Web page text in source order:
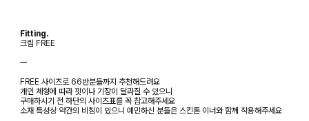
Fitting.
크림 FREE
ㅡ
FREE 사이즈로 66반분들까지 추천해드려요
개인 체형에 따라 핏이나 기장이 달라질 수 있으니
구매하시기 전 하단의 사이즈표를 꼭 참고해주세요
소재 특성상 약간의 비침이 있으니 예민하신 분들은 스킨톤 이너와 함께 착용해주세요